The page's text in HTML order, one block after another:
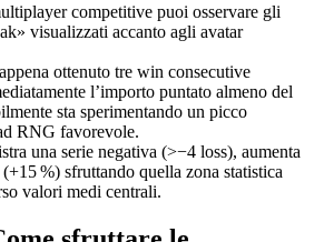
competitive puoi osservare gli
visualizzati accanto agli avatar
ottenuto tre win consecutive
l’importo puntato almeno del
sta sperimentando un picco
RNG favorevole.
una serie negativa (>−4 loss), aumenta
%) sfruttando quella zona statistica
valori medi centrali.